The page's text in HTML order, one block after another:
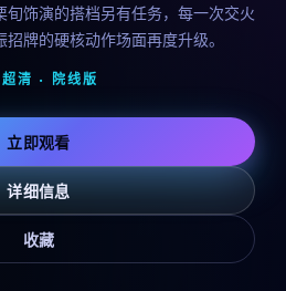
饰演的搭档另有任务，每一次交火
牌的硬核动作场面再度升级。
清 · 院线版
立即观看
详细信息
收藏